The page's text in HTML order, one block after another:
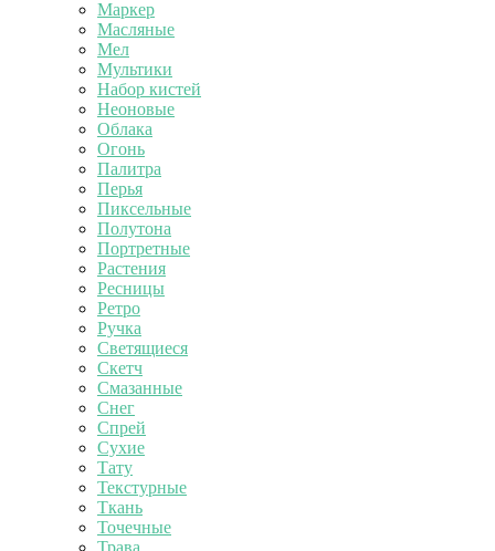
Маркер
Масляные
Мел
Мультики
Набор кистей
Неоновые
Облака
Огонь
Палитра
Перья
Пиксельные
Полутона
Портретные
Растения
Ресницы
Ретро
Ручка
Светящиеся
Скетч
Смазанные
Снег
Спрей
Сухие
Тату
Текстурные
Ткань
Точечные
Трава